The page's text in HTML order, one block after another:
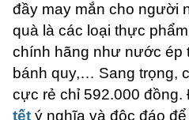
đầy may mắn cho người
quà là các loại thực
chính hãng như nước ép
bánh quy,… Sang trọng,
cực rẻ chỉ 592.000 đồng.
tết ý nghĩa và độc đáo